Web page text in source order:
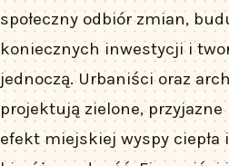
społeczny odbiór zmian,
koniecznych inwestycji i
jednoczą. Urbaniści oraz
projektują zielone,
efekt miejskiej wyspy ciepła